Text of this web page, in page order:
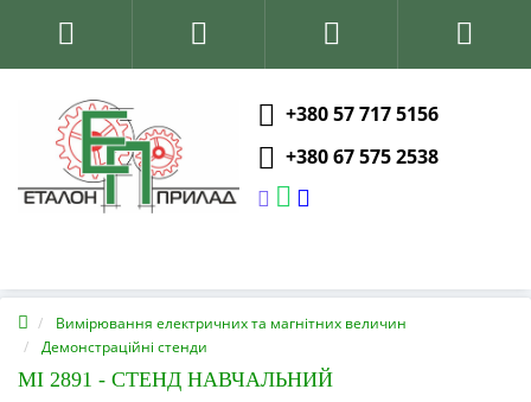
+380 57 717 5156
+380 67 575 2538
Вимірювання електричних та магнітних величин
Демонстраційні стенди
MI 2891 - СТЕНД НАВЧАЛЬНИЙ